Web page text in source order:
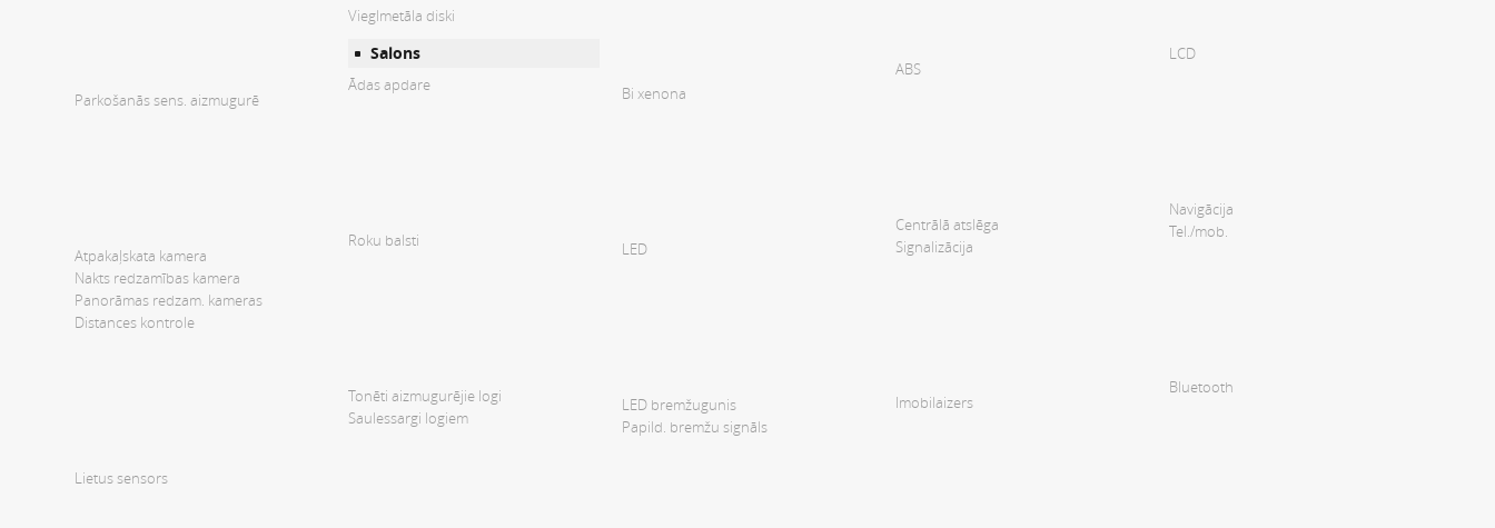
Parkošanās sens. aizmugurē
Atpakaļskata kamera
Nakts redzamības kamera
Panorāmas redzam. kameras
Distances kontrole
Lietus sensors
Vieglmetāla diski
Salons
Ādas apdare
Roku balsti
Tonēti aizmugurējie logi
Saulessargi logiem
Bi xenona
LED
LED bremžugunis
Papild. bremžu signāls
ABS
Centrālā atslēga
Signalizācija
Imobilaizers
LCD
Navigācija
Tel./mob.
Bluetooth